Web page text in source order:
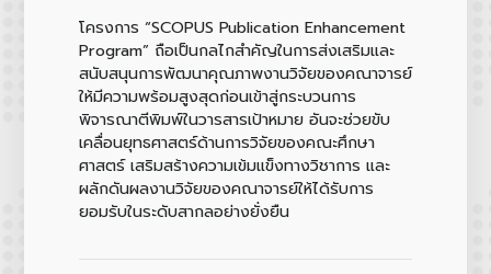
โครงการ “SCOPUS Publication Enhancement
Program” ถือเป็นกลไกสำคัญในการส่งเสริมและ
สนับสนุนการพัฒนาคุณภาพงานวิจัยของคณาจารย์
ให้มีความพร้อมสูงสุดก่อนเข้าสู่กระบวนการ
พิจารณาตีพิมพ์ในวารสารเป้าหมาย อันจะช่วยขับ
เคลื่อนยุทธศาสตร์ด้านการวิจัยของคณะศึกษา
ศาสตร์ เสริมสร้างความเข้มแข็งทางวิชาการ และ
ผลักดันผลงานวิจัยของคณาจารย์ให้ได้รับการ
ยอมรับในระดับสากลอย่างยั่งยืน